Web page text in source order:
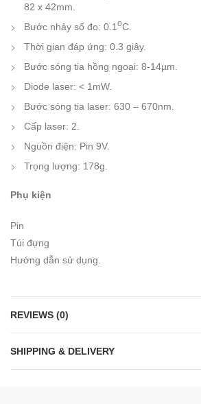
82 x 42mm.
Bước nhảy số đo: 0.1 oC.
Thời gian đáp ứng: 0.3 giây.
Bước sóng tia hồng ngoại: 8-14µm.
Diode laser: < 1mW.
Bước sóng tia laser: 630 – 670nm.
Cấp laser: 2.
Nguồn điện: Pin 9V.
Trọng lượng: 178g.
Phụ kiện
Pin
Túi đựng
Hướng dẫn sử dụng.
REVIEWS (0)
SHIPPING & DELIVERY